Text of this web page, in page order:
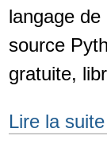
langage
source
gratuite,
PyConFr
Lire la